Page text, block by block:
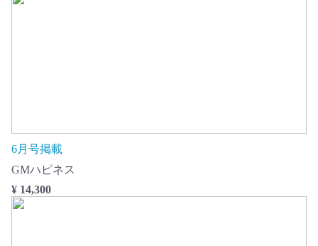
6月号掲載
GMハピネス
¥ 14,300